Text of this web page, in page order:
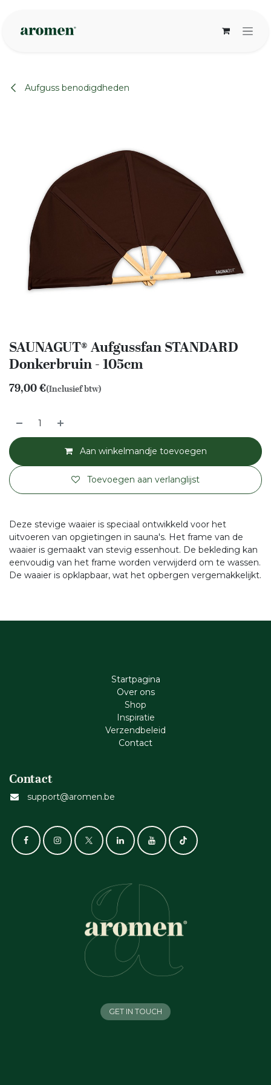
Aufguss benodigdheden
SAUNAGUT® Aufgussfan STANDARD
Donkerbruin - 105cm
79,00€(Inclusief btw)
Aan winkelmandje toevoegen
Toevoegen aan verlanglijst
Deze stevige waaier is speciaal ontwikkeld voor het
uitvoeren van opgietingen in sauna's. Het frame van de
waaier is gemaakt van stevig essenhout. De bekleding kan
eenvoudig van het frame worden verwijderd om te wassen.
De waaier is opklapbaar, wat het opbergen vergemakkelijkt.
Startpagina
Ove​r​ ons
Shop
Inspiratie
Verzendbeleid
Cont​act
Contact
support@aromen.be
GET IN TOUCH